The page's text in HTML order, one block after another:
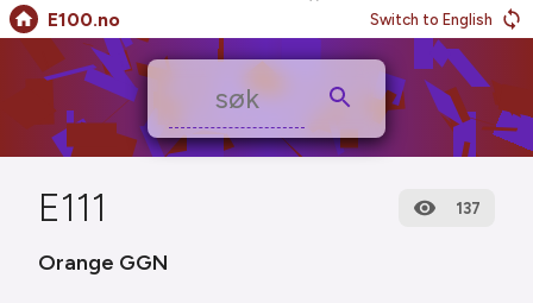
E100.no Switch to English
E111 137
Orange GGN